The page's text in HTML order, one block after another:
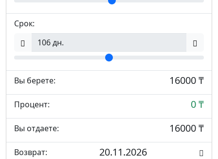
Срок:
Вы берете: 16000 ₸
Процент: 0 ₸
Вы отдаете: 16000 ₸
Возврат: 20.11.2026